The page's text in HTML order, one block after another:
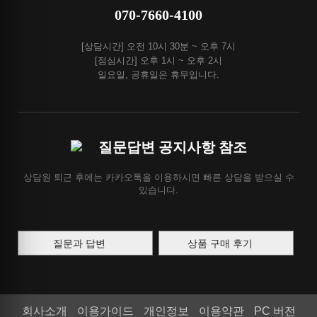
070-7660-4100
[상담시간] 오전 10시 30분 ~ 오후 7시
[점심시간] 오후 1시 ~ 오후 2시
일요일, 공휴일은 휴무입니다.
질문답변 공지사항 참조
상담원 퇴근 후에는 카카오톡을 이용하시면 빠른 상담을 받으실 수
있습니다.
질문과 답변 상품 구매 후기
회사소개 이용가이드 개인정보 이용약관 PC 버전